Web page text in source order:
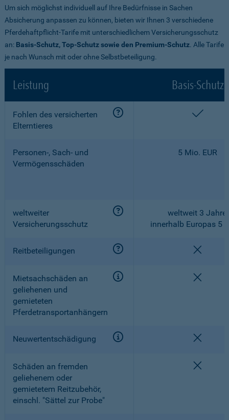
Um sich möglichst individuell auf Ihre Bedürfnisse in Sachen
Absicherung anpassen zu können, bieten wir Ihnen 3 verschiedene
Pferdehaftpflicht-Tarife mit unterschiedlichem Versicherungsschutz
an: Basis-Schutz, Top-Schutz sowie den Premium-Schutz. Alle Tarife
je nach Wunsch mit oder ohne Selbstbeteiligung.
Leistung Basis-Schutz
Fohlen des versicherten
Elterntieres
Personen-, Sach- und
Vermögensschäden
5 Mio. EUR
weltweiter
Versicherungsschutz
weltweit 3 Jahre,
innerhalb Europas 5
Reitbeteiligungen
Mietsachschäden an
geliehenen und
gemieteten
Pferdetransportanhängern
Neuwertentschädigung
Schäden an fremden
geliehenem oder
gemietetem Reitzubehör,
einschl. "Sättel zur Probe"